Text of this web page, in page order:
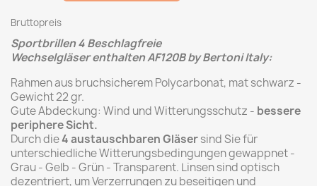
Bruttopreis
Sportbrillen 4 Beschlagfreie
WechselgläserenthaltenAF120B by Bertoni Italy:
Rahmen aus bruchsicherem Polycarbonat, mat schwarz -
Gewicht 22 gr.
Gute Abdeckung: Wind und Witterungsschutz - bessere
periphere Sicht.
Durch die4 austauschbaren Gläsersind Sie für
unterschiedliche Witterungsbedingungen gewappnet -
Grau - Gelb - Grün - Transparent. Linsen sind optisch
dezentriert, um Verzerrungen zu beseitigen und